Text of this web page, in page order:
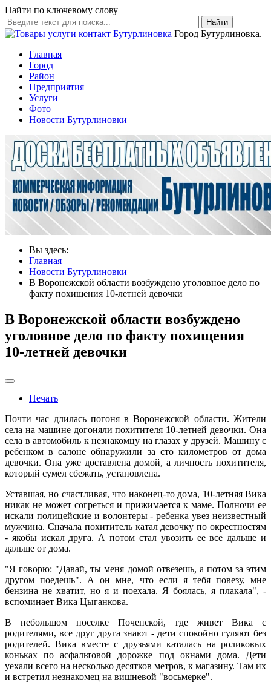
Найти по ключевому слову
Найти
Город Бутурлиновка.
Главная
Город
Район
Предприятия
Услуги
Фото
Новости Бутурлиновки
Вы здесь:
Главная
Новости Бутурлиновки
В Воронежской области возбуждено уголовное дело по
факту похищения 10-летней девочки
В Воронежской области возбуждено
уголовное дело по факту похищения
10-летней девочки
Печать
Почти час длилась погоня в Воронежской области. Жители
села на машине догоняли похитителя 10-летней девочки. Она
села в автомобиль к незнакомцу на глазах у друзей. Машину с
ребенком в салоне обнаружили за сто километров от дома
девочки. Она уже доставлена домой, а личность похитителя,
который сумел сбежать, установлена.
Уставшая, но счастливая, что наконец-то дома, 10-летняя Вика
никак не может согреться и прижимается к маме. Полночи еe
искали полицейские и волонтеры - ребенка увез неизвестный
мужчина. Сначала похититель катал девочку по окрестностям
- якобы искал друга. А потом стал увозить еe все дальше и
дальше от дома.
"Я говорю: "Давай, ты меня домой отвезешь, а потом за этим
другом поедешь". А он мне, что если я тебя повезу, мне
бензина не хватит, но я и поехала. Я боялась, я плакала", -
вспоминает Вика Цыганкова.
В небольшом поселке Почепской, где живет Вика с
родителями, все друг друга знают - дети спокойно гуляют без
родителей. Вика вместе с друзьями каталась на роликовых
коньках по асфальтовой дорожке под окнами дома. Дети
уехали всего на несколько десятков метров, к магазину. Там их
и встретил незнакомец на вишневой "восьмерке".